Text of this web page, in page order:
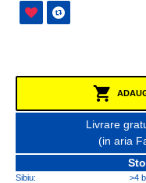
Livrare
(in aria
Sibiu: >4